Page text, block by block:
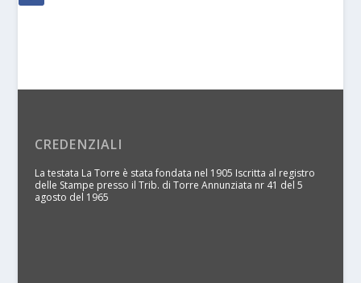
CREDENZIALI
La testata La Torre è stata fondata nel 1905 Iscritta al registro
delle Stampe presso il Trib. di Torre Annunziata nr 41 del 5
agosto del 1965